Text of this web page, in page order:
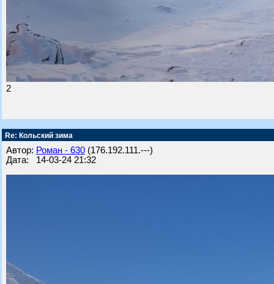
2
Re: Кольский зима
Автор: Роман - 630 (176.192.111.---)
Дата: 14-03-24 21:32